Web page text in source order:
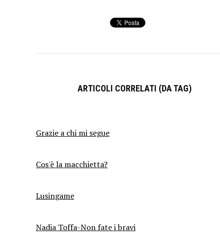
ARTICOLI CORRELATI (DA TAG)
Grazie a chi mi segue
Cos'è la macchietta?
Lusingame
Nadia Toffa-Non fate i bravi